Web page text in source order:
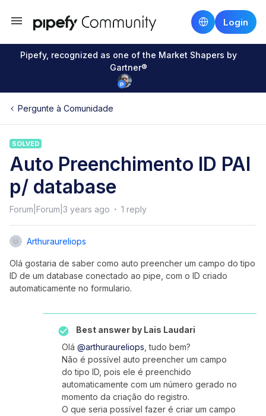
Login
Pipefy, recognized as one of the Market Shapers by
Gartner®
Pergunte à Comunidade
SOLVED
Auto Preenchimento ID PAI
p/ database
Forum|Forum|3 years ago 1 reply
Arthuraureliops
Olá gostaria de saber como auto preencher um campo do tipo
ID de um database conectado ao pipe, com o ID criado
automaticamente no formulario.
Best answer by Lais Laudari
Olá @arthuraureliops , tudo bem?
Não é possível auto preencher um campo
do tipo ID, pois ele é preenchido
automaticamente com um número gerado no
momento da criação do registro.
O que seria possível fazer é criar um campo